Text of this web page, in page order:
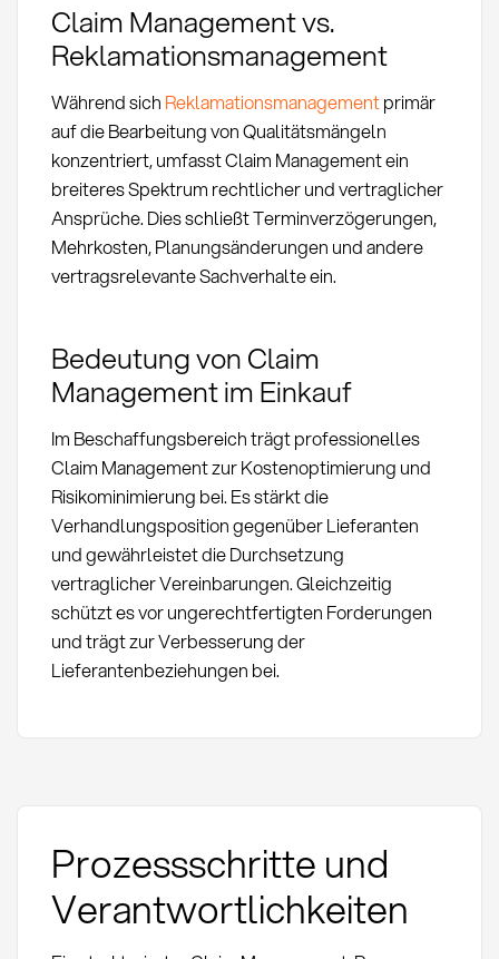
Claim Management vs.
Reklamationsmanagement
Während sich Reklamationsmanagementprimär
auf die Bearbeitung von Qualitätsmängeln
konzentriert, umfasst Claim Management ein
breiteres Spektrum rechtlicher und vertraglicher
Ansprüche. Dies schließt Terminverzögerungen,
Mehrkosten, Planungsänderungen und andere
vertragsrelevante Sachverhalte ein.
Bedeutung von Claim
Management im Einkauf
Im Beschaffungsbereich trägt professionelles
Claim Management zur Kostenoptimierung und
Risikominimierung bei. Es stärkt die
Verhandlungsposition gegenüber Lieferanten
und gewährleistet die Durchsetzung
vertraglicher Vereinbarungen. Gleichzeitig
schützt es vor ungerechtfertigten Forderungen
und trägt zur Verbesserung der
Lieferantenbeziehungen bei.
Prozessschritte und
Verantwortlichkeiten